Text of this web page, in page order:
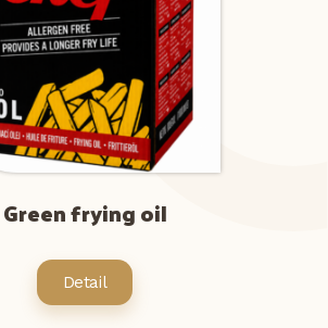
Green frying oil
Detail